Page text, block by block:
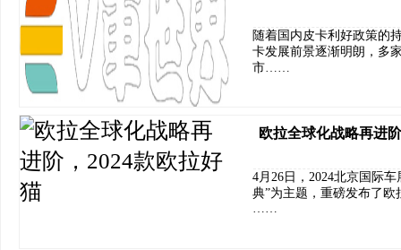
随着国内皮卡利好政策的
卡发展前景逐渐明朗，多
市……
欧拉全球化战略再进
4月26日，2024北京国际
典”为主题，重磅发布了
……